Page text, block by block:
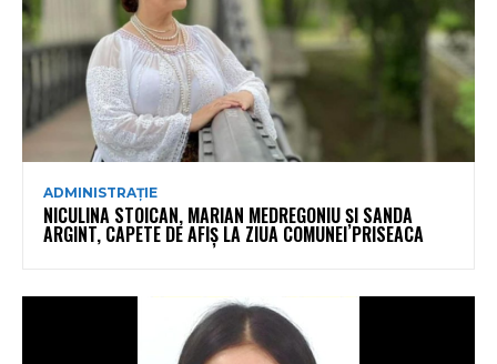
ADMINISTRAȚIE
NICULINA STOICAN, MARIAN MEDREGONIU ȘI SANDA
ARGINT, CAPETE DE AFIȘ LA ZIUA COMUNEI PRISEACA